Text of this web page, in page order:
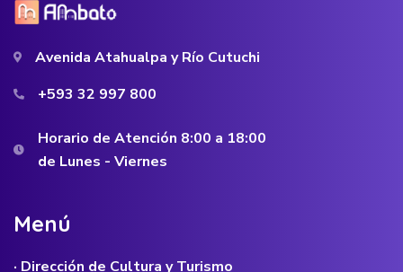
Avenida Atahualpa y Río Cutuchi
+593 32 997 800
Horario de Atención 8:00 a 18:00
de Lunes - Viernes
Menú
· Dirección de Cultura y Turismo